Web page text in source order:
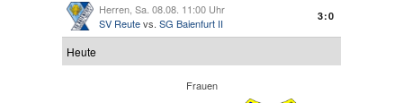
Herren, Sa. 08.08. 11:00 Uhr
SV Reutevs. SG Baienfurt II
3:0
Heute
Frauen